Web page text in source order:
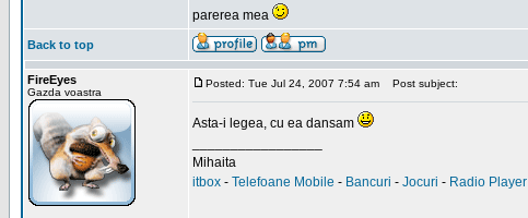
parerea mea
Back to top
FireEyes
Gazda voastra
Posted: Tue Jul 24, 2007 7:54 am Post subject:
Asta-i legea, cu ea dansam
Mihaita
itbox - Telefoane Mobile - Bancuri - Jocuri - Radio Player